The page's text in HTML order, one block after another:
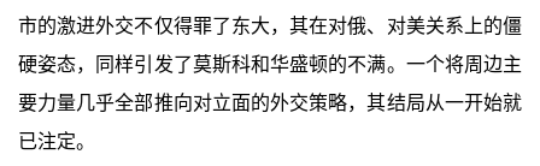
市的激进外交不仅得罪了东大，其在对俄、对美关系上的僵
硬姿态，同样引发了莫斯科和华盛顿的不满。一个将周边主
要力量几乎全部推向对立面的外交策略，其结局从一开始就
已注定。